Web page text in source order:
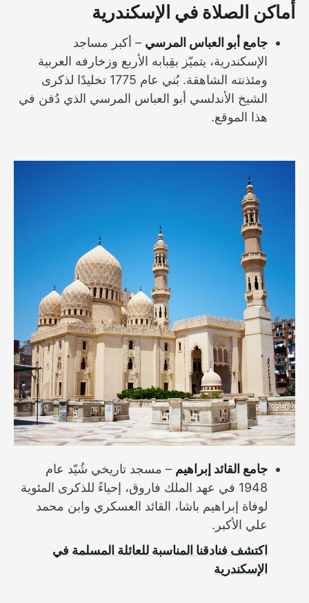
أماكن الصلاة في الإسكندرية
جامع أبو العباس المرسي – أكبر مساجد
الإسكندرية، يتميّز بقِبابه الأربع وزخارفه العربية
ومئذنته الشاهقة. بُني عام 1775 تخليدًا لذكرى
الشيخ الأندلسي أبو العباس المرسي الذي دُفن في
هذا الموقع.
جامع القائد إبراهيم – مسجد تاريخي شُيّد عام
1948 في عهد الملك فاروق، إحياءً للذكرى المئوية
لوفاة إبراهيم باشا، القائد العسكري وابن محمد
علي الأكبر.
اكتشف فنادقنا المناسبة للعائلة المسلمة في
الإسكندرية